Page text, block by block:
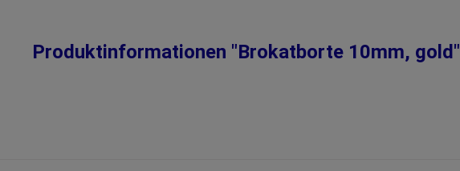
Produktinformationen "Brokatborte 10mm, gold"